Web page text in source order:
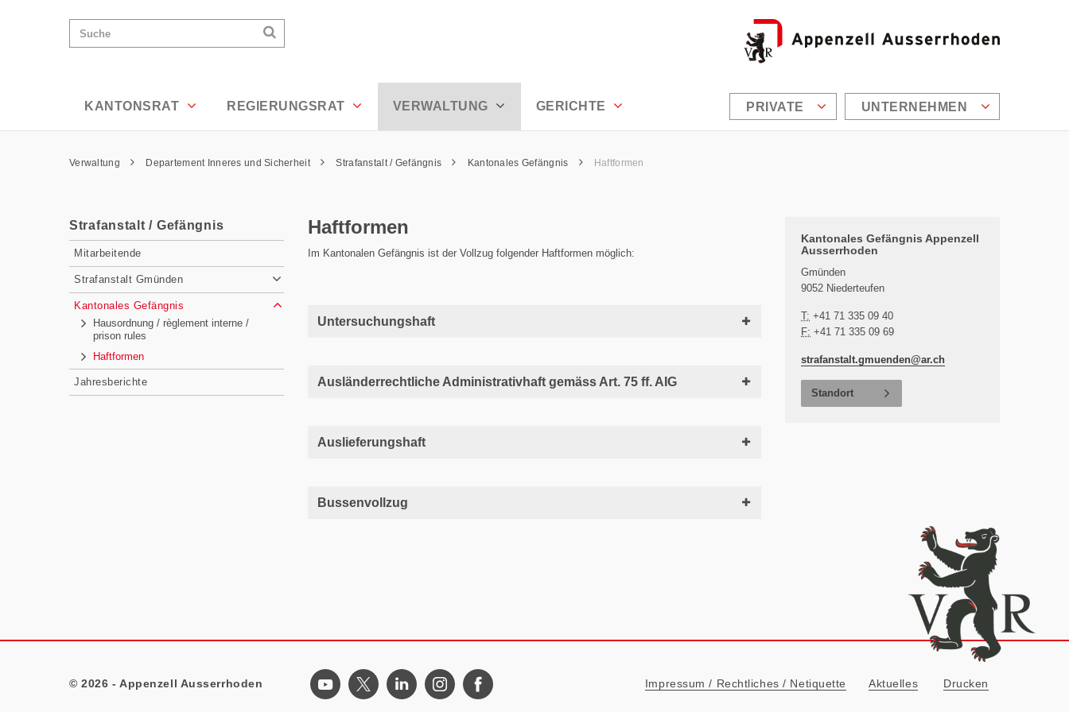
Suchen
KANTONSRAT
REGIERUNGSRAT VERWALTUNG GERICHTE PRIVATE UNTERNEHMEN
Inhalt
Pfadnavigation
Verwaltung Departement Inneres und Sicherheit Strafanstalt / Gefängnis Kantonales Gefängnis Haftformen
Strafanstalt / Gefängnis
Subnavigation
Mitarbeitende
Strafanstalt Gmünden
Kantonales Gefängnis
Hausordnung / règlement interne /
prison rules
Haftformen
Jahresberichte
Haftformen
Im Kantonalen Gefängnis ist der Vollzug folgender Haftformen möglich:
Untersuchungshaft
Ausländerrechtliche Administrativhaft gemäss Art. 75 ff. AIG
Auslieferungshaft
Bussenvollzug
Kantonales Gefängnis Appenzell
Ausserrhoden
Gmünden
9052 Niederteufen
T: +41 71 335 09 40
F: +41 71 335 09 69
strafanstalt.gmuenden@ar.ch
Standort
Footer
© 2026 - Appenzell Ausserrhoden Metanavigationn
Impressum / Rechtliches / Netiquette Aktuelles Drucken